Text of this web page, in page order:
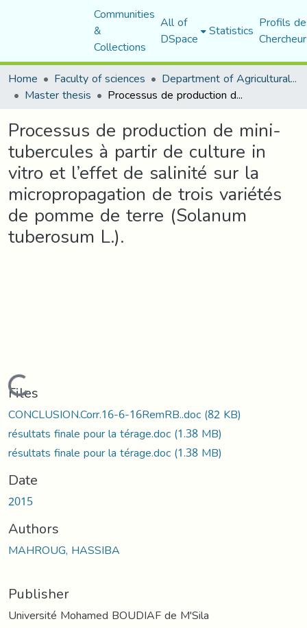
Communities
&
Collections
All of
DSpace Statistics Profils
Home
Faculty of sciences Department of Agricultural Sciences
Master thesis Processus de production de mini-tubercules à partir de culture in vitro et l’effet de salinité sur la micropropagation de trois variétés de pomme de terre (Solanum tuberosum L.).
Processus de production de mini-
tubercules à partir de culture in
vitro et l’effet de salinité sur la
micropropagation de trois variétés
de pomme de terre (Solanum
tuberosum L.).
Loading...
Files
CONCLUSION.Corr.16-6-16RemRB..doc(82 KB)
résultats finale pour la térage.doc(1.38 MB)
résultats finale pour la térage.doc(1.38 MB)
Date
2015
Authors
MAHROUG, HASSIBA
Publisher
Université Mohamed BOUDIAF de M'Sila